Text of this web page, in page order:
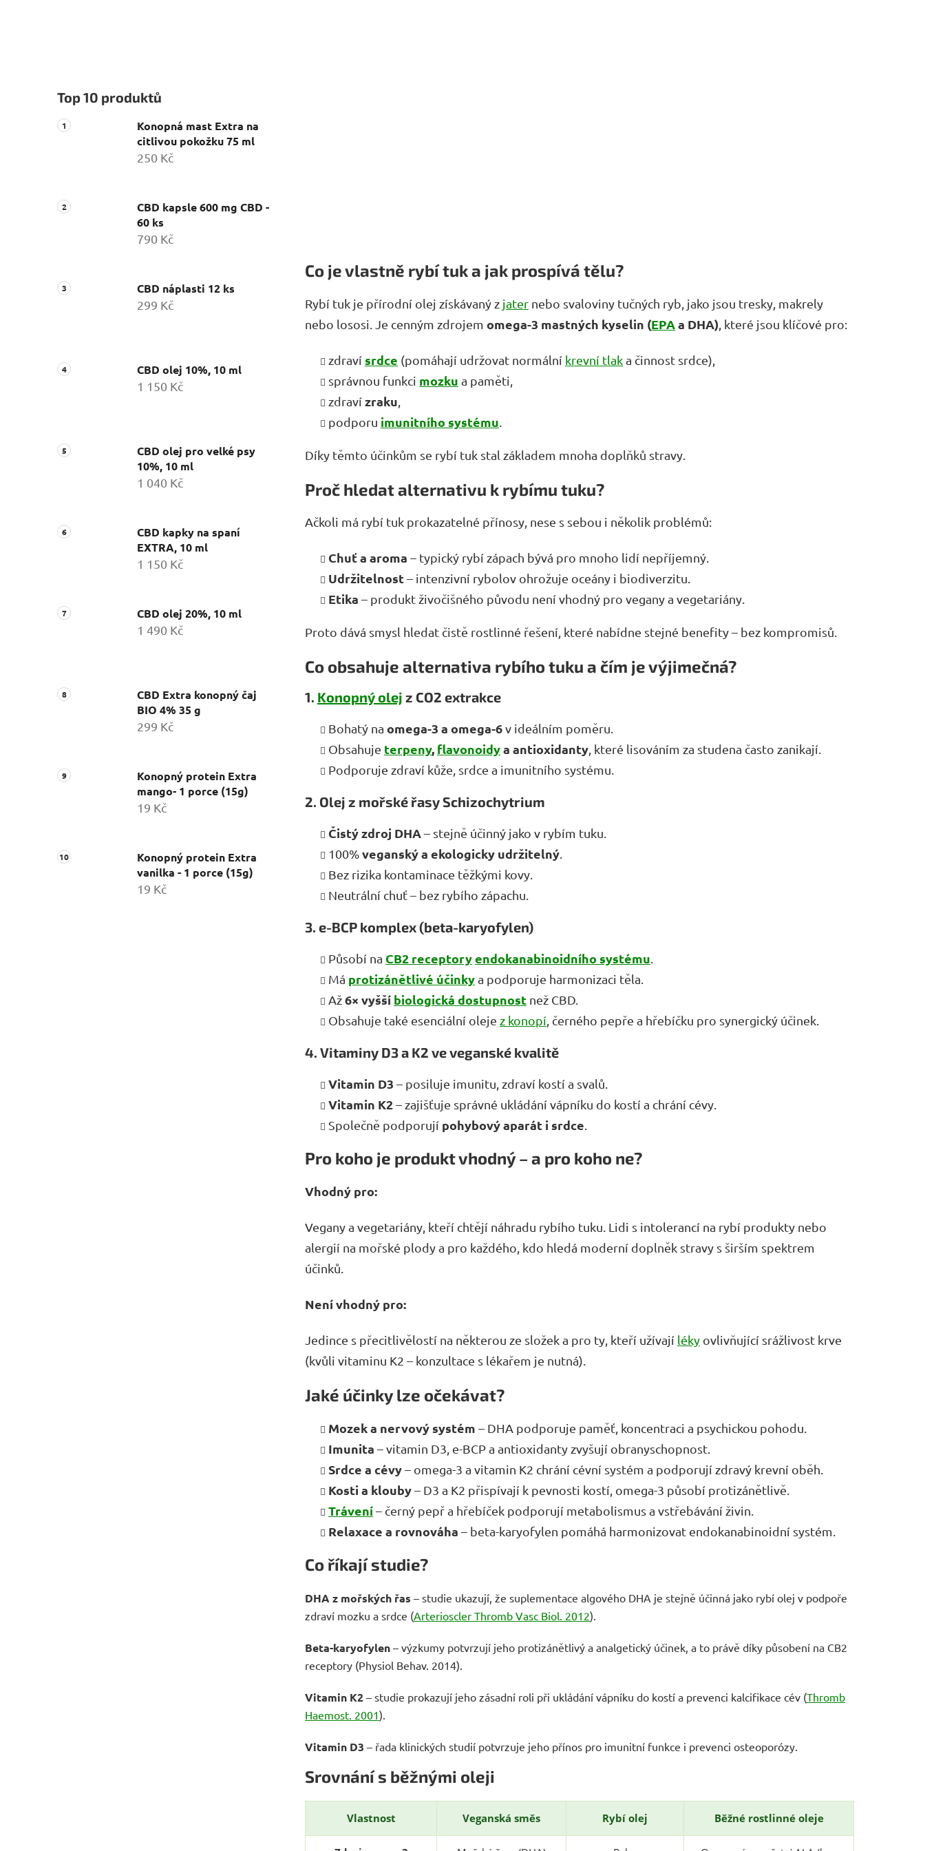
Top 10 produktů
Konopná mast Extra na
citlivou pokožku 75 ml
250 Kč
CBD kapsle 600 mg CBD -
60 ks
790 Kč
CBD náplasti 12 ks
299 Kč
CBD olej 10%, 10 ml
1 150 Kč
CBD olej pro velké psy
10%, 10 ml
1 040 Kč
CBD kapky na spaní
EXTRA, 10 ml
1 150 Kč
CBD olej 20%, 10 ml
1 490 Kč
CBD Extra konopný čaj
BIO 4% 35 g
299 Kč
Konopný protein Extra
mango- 1 porce (15g)
19 Kč
Konopný protein Extra
vanilka - 1 porce (15g)
19 Kč
Co je vlastně rybí tuk a jak prospívá tělu?
Rybí tuk je přírodní olej získávaný z jater nebo svaloviny tučných ryb, jako jsou tresky, makrely
nebo lososi. Je cenným zdrojem omega-3 mastných kyselin (EPA a DHA) , které jsou klíčové pro:
zdraví srdce (pomáhají udržovat normální krevní tlaka činnost srdce),
správnou funkci mozku a paměti,
zdraví zraku
podporu imunitního systému
Díky těmto účinkům se rybí tuk stal základem mnoha doplňků stravy.
Proč hledat alternativu k rybímu tuku?
Ačkoli má rybí tuk prokazatelné přínosy, nese s sebou i několik problémů:
Chuť a aroma – typický rybí zápach bývá pro mnoho lidí nepříjemný.
Udržitelnost– intenzivní rybolov ohrožuje oceány i biodiverzitu.
Etika – produkt živočišného původu není vhodný pro vegany a vegetariány.
Proto dává smysl hledat čistě rostlinné řešení, které nabídne stejné benefity – bez kompromisů.
Co obsahuje alternativa rybího tuku a čím je výjimečná?
1. Konopný olej z CO2 extrakce
Bohatý na omega-3 a omega-6v ideálním poměru.
Obsahuje terpeny, flavonoidya antioxidanty, které lisováním za studena často zanikají.
Podporuje zdraví kůže, srdce a imunitního systému.
2. Olej z mořské řasy Schizochytrium
Čistý zdroj DHA– stejně účinný jako v rybím tuku.
100%veganský a ekologicky udržitelný.
Bez rizika kontaminace těžkými kovy.
Neutrální chuť – bez rybího zápachu.
3. e-BCP komplex (beta-karyofylen)
Působí na CB2 receptoryendokanabinoidního systému.
Má protizánětlivé účinkya podporuje harmonizaci těla.
Až6× vyšší biologická dostupnost než CBD.
Obsahuje také esenciální oleje z konopí, černého pepře a hřebíčku pro synergický účinek.
4. Vitaminy D3 a K2 ve veganské kvalitě
Vitamin D3 – posiluje imunitu, zdraví kostí a svalů.
Vitamin K2– zajišťuje správné ukládání vápníku do kostí a chrání cévy.
Společně podporují pohybový aparát i srdce.
Pro koho je produkt vhodný – a pro koho ne?
Vhodný pro:
Vegany a vegetariány, kteří chtějí náhradu rybího tuku. Lidi s intolerancí na rybí produkty nebo
alergií na mořské plody a pro každého, kdo hledá moderní doplněk stravy s širším spektrem
účinků.
Není vhodný pro:
Jedince s přecitlivělostí na některou ze složek a pro ty, kteří užívají léky ovlivňující srážlivost krve
(kvůli vitaminu K2 – konzultace s lékařem je nutná).
Jaké účinky lze očekávat?
Mozek a nervový systém – DHA podporuje paměť, koncentraci a psychickou pohodu.
Imunita – vitamin D3, e-BCP a antioxidanty zvyšují obranyschopnost.
Srdce a cévy– omega-3 a vitamin K2 chrání cévní systém a podporují zdravý krevní oběh.
Kosti a klouby– D3 a K2 přispívají k pevnosti kostí, omega-3 působí protizánětlivě.
Trávení– černý pepř a hřebíček podporují metabolismus a vstřebávání živin.
Relaxace a rovnováha – beta-karyofylen pomáhá harmonizovat endokanabinoidní systém.
Co říkají studie?
DHA z mořských řas – studie ukazují, že suplementace algového DHA je stejně účinná jako rybí olej v podpoře
zdraví mozku a srdce (Arterioscler Thromb Vasc Biol. 2012).
Beta-karyofylen – výzkumy potvrzují jeho protizánětlivý a analgetický účinek, a to právě díky působení na CB2
receptory (Physiol Behav. 2014).
Vitamin K2 – studie prokazují jeho zásadní roli při ukládání vápníku do kostí a prevenci kalcifikace cév (Thromb
Haemost. 2001).
Vitamin D3 – řada klinických studií potvrzuje jeho přínos pro imunitní funkce i prevenci osteoporózy.
Srovnání s běžnými oleji
Vlastnost Veganská směs Rybí olej Běžné rostlinné oleje